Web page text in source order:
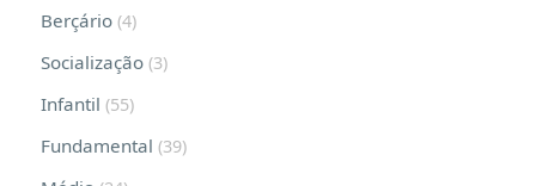
Berçário (4)
Socialização (3)
Infantil (55)
Fundamental (39)